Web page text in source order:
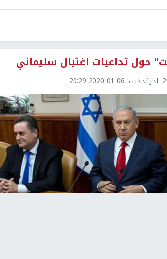
حول تداعيات اغتيال سليماني
اخر تحديث: 2020-01-06 20:29